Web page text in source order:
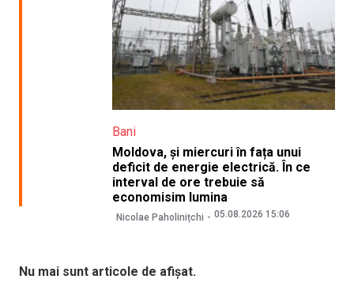
Bani
Moldova, și miercuri în fața unui
deficit de energie electrică. În ce
interval de ore trebuie să
economisim lumina
Nicolae Paholinițchi 05.08.2026 15:06
Nu mai sunt articole de afișat.